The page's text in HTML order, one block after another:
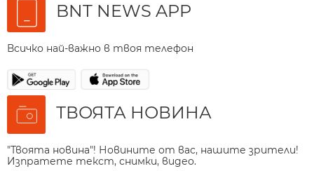
BNT NEWS APP
Всичко най-важно в твоя телефон
ТВОЯТА НОВИНА
"Твоята новина"! Новините от вас, нашите зрители!
Изпратете текст, снимки, видео.